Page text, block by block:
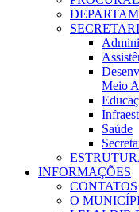
Meio
Saúde
INFORMAÇÕES
CONTATOS
O